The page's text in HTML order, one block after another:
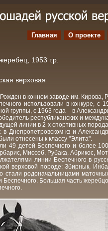
Главная О проекте
1953 г.р.
верховая
в конном заводе им. Кирова,
использовали в конкуре, с
группы, с 1963 года – в
республиканских и
линии в 2-х спортивных
в Днепропетровском кз и
отнесены к классу "Элита".
49 детей Беспечного и более
Миссеб, Рубака, Абрикос,
линии Беспечного в
верховой породе: Збирнык,
стали родоначальницами
Беспечного. Большая часть